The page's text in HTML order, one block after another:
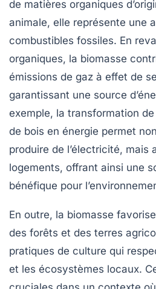
de matières organiques
animale, elle représente une
combustibles fossiles. En
organiques, la biomasse
émissions de gaz à effet de
garantissant une source
exemple, la transformation
de bois en énergie permet
produire de l’électricité, mais
logements, offrant ainsi une
bénéfique pour
En outre, la biomasse
des forêts et des terres
pratiques de culture qui
et les écosystèmes locaux.